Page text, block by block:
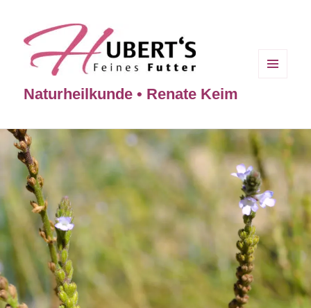
Naturheilkunde • Renate Keim